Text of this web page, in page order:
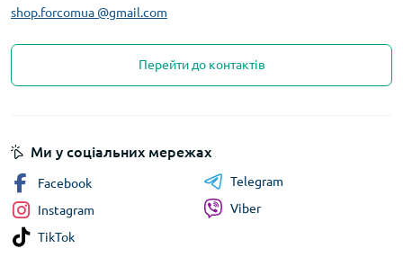
shop.forcomua @gmail.com
Перейти до контактів
Ми у соціальних мережах
Facebook
Instagram
TikTok
Telegram
Viber